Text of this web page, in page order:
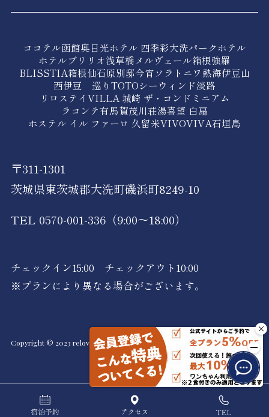
ココテル函館奥日光ホテル 四季彩大洗パークホテル
ホテルブリリオ浅草橋メルヴェール箱根強羅
BLISSTIA箱根仙石原別邸今宵ソラトニワ熱海伊豆山
西伊豆 巡り TOTOシーウィンド淡路
リロステイVILLA 城崎 ザ・コンドミニアム
ラコンテ有馬賀茂川荘湯喜望 白扇
ホステル イル ファーロ 久留米VIVOVIVA石垣島
〒311-1301
茨城県東茨城郡大洗町磯浜町8249-10
TEL 0570-001-336（9:00～18:00）
チェックイン15:00 チェックアウト10:00
※プランにより異なる場合がございます。
Copyright © 2023 relovacations, Inc All Rights Reserved